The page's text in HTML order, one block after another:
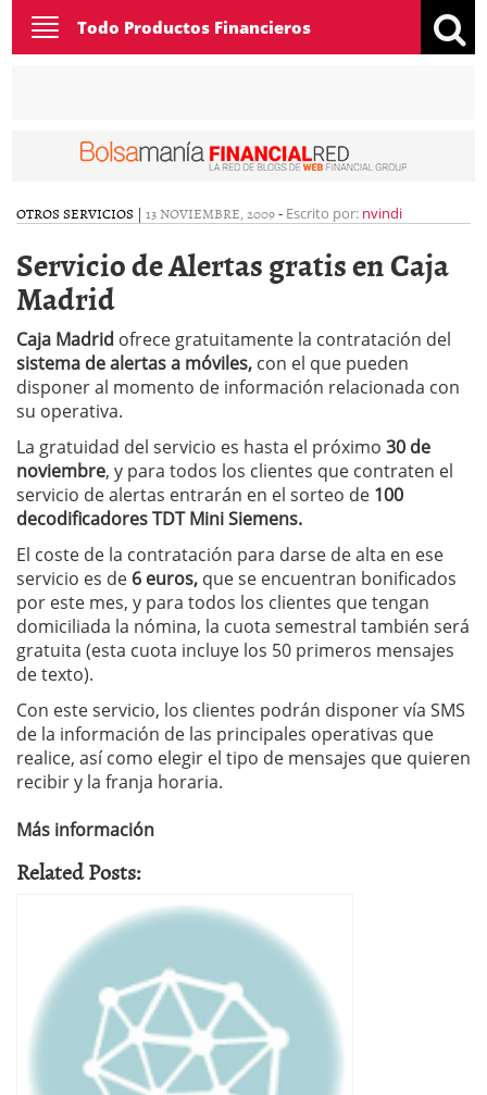
Toggle
navigation
Todo Productos Financieros
OTROS SERVICIOS | 13 NOVIEMBRE, 2009- Escrito por: nvindi
Servicio de Alertas gratis en Caja
Madrid
Caja Madrid ofrece gratuitamente la contratación del
sistema de alertas a móviles, con el que pueden
disponer al momento de información relacionada con
su operativa.
La gratuidad del servicio es hasta el próximo 30 de
noviembre, y para todos los clientes que contraten el
servicio de alertas entrarán en el sorteo de 100
decodificadores TDT Mini Siemens.
El coste de la contratación para darse de alta en ese
servicio es de 6 euros, que se encuentran bonificados
por este mes, y para todos los clientes que tengan
domiciliada la nómina, la cuota semestral también será
gratuita (esta cuota incluye los 50 primeros mensajes
de texto).
Con este servicio, los clientes podrán disponer vía SMS
de la información de las principales operativas que
realice, así como elegir el tipo de mensajes que quieren
recibir y la franja horaria.
Más información
Related Posts: